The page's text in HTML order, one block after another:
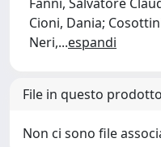
Cioni, Dania;
Neri,...espandi
File in questo
Non ci sono file